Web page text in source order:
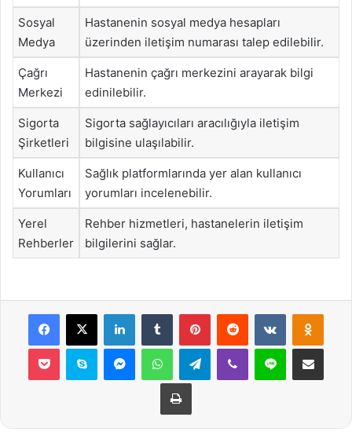
Sosyal
Medya
Hastanenin sosyal medya hesapları
üzerinden iletişim numarası talep edilebilir.
Çağrı
Merkezi
Hastanenin çağrı merkezini arayarak bilgi
edinilebilir.
Sigorta
Şirketleri
Sigorta sağlayıcıları aracılığıyla iletişim
bilgisine ulaşılabilir.
Kullanıcı
Yorumları
Sağlık platformlarında yer alan kullanıcı
yorumları incelenebilir.
Yerel
Rehberler
Rehber hizmetleri, hastanelerin iletişim
bilgilerini sağlar.
Facebook
X LinkedInTumblr PinterestReddit VKontakte
Pocket Skype MessengerWhatsAppTelegramViber Line E-Posta ile
Yazdır